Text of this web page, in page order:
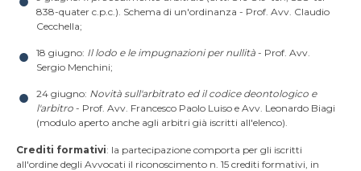
838-quater c.p.c.). Schema di un'ordinanza - Prof. Avv. Claudio
Cecchella;
18 giugno: Il lodo e le impugnazioni per nullità - Prof. Avv.
Sergio Menchini;
24 giugno: Novità sull'arbitrato ed il codice deontologico e
l'arbitro - Prof. Avv. Francesco Paolo Luiso e Avv. Leonardo Biagi
(modulo aperto anche agli arbitri già iscritti all'elenco).
Crediti formativi: la partecipazione comporta per gli iscritti
all'ordine degli Avvocati il riconoscimento n. 15 crediti formativi, in